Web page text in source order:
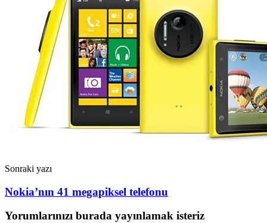
Sonraki yazı
Nokia’nın 41 megapiksel telefonu
Yorumlarınızı burada yayınlamak isteriz